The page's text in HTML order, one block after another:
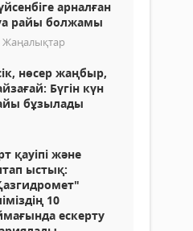
арналған
райы болжамы
Жаңалықтар
нөсер жаңбыр,
Бүгін күн
бұзылады
қауіпі және
ыстық:
10
ескерту